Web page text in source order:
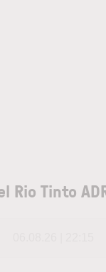
Rio Tinto